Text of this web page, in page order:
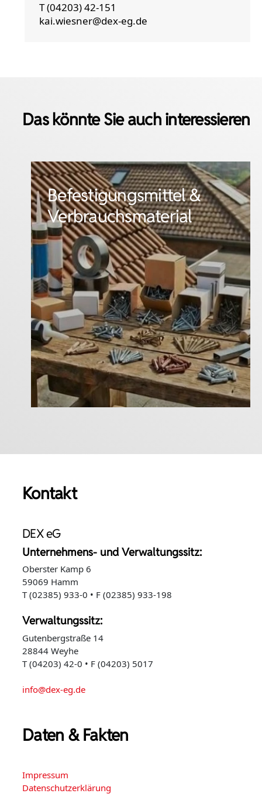
T (04203) 42-151
kai.wiesner@dex-eg.de
Das könnte Sie auch interessieren
Fassade
& Dämmung
mehr erfahren
Kontakt
DEX eG
Unternehmens- und Verwaltungssitz:
Oberster Kamp 6
59069 Hamm
T (02385) 933-0 • F (02385) 933-198
Verwaltungssitz:
Gutenbergstraße 14
28844 Weyhe
T (04203) 42-0 • F (04203) 5017
info@dex-eg.de
Daten & Fakten
Impressum
Datenschutzerklärung